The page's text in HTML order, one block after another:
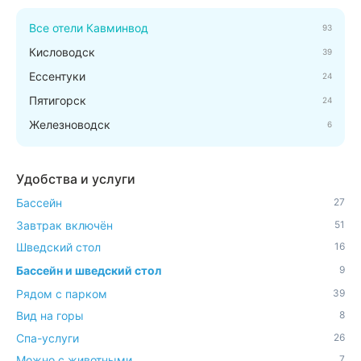
Все отели Кавминвод 93
Кисловодск 39
Ессентуки 24
Пятигорск 24
Железноводск 6
Удобства и услуги
Бассейн 27
Завтрак включён 51
Шведский стол 16
Бассейн и шведский стол 9
Рядом с парком 39
Вид на горы 8
Спа-услуги 26